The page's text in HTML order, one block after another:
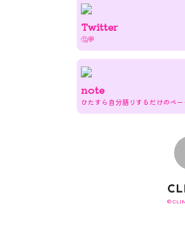
Twitter
🤔💬
note
ひたすら自分語りするだけのペー
©